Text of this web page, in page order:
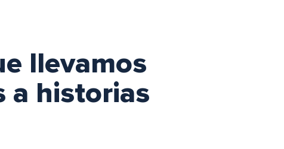
llevamos
a historias